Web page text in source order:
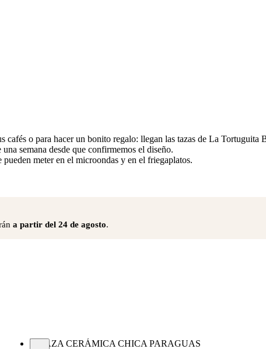
cafés o para hacer un bonito regalo: llegan las tazas de La
semana desde que confirmemos el diseño.
meter en el microondas y en el friegaplatos.
a partir del 24 de agosto.